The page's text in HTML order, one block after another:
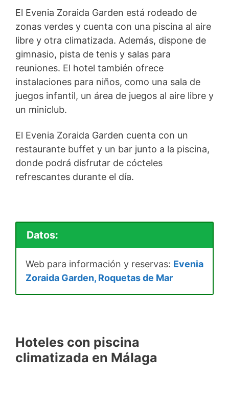
El Evenia Zoraida Garden está rodeado de
zonas verdes y cuenta con una piscina al aire
libre y otra climatizada. Además, dispone de
gimnasio, pista de tenis y salas para
reuniones. El hotel también ofrece
instalaciones para niños, como una sala de
juegos infantil, un área de juegos al aire libre y
un miniclub.
El Evenia Zoraida Garden cuenta con un
restaurante buffet y un bar junto a la piscina,
donde podrá disfrutar de cócteles
refrescantes durante el día.
Datos:
Web para información y reservas: Evenia
Zoraida Garden, Roquetas de Mar
Hoteles con piscina
climatizada en Málaga